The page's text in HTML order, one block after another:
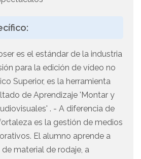
es el estándar de la industria
para la edición de vídeo no
Superior, es la herramienta
de Aprendizaje 'Montar y
. - A diferencia de
es la gestión de medios
El alumno aprende a
material de rodaje, a